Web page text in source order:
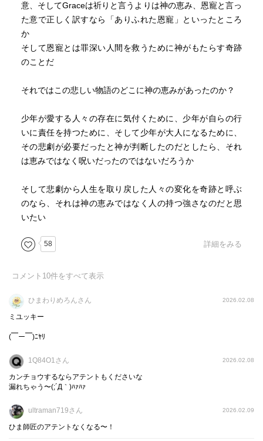
意、そしてGraceは祈りと言うよりは神の恵み、恩寵と言っ
た意で正しく訳すなら「ありふれた恩寵」といったところ
か
そして恩寵とは罪深い人間を救うために神がもたらす奇跡
のことだ
それではこの悲しい物語のどこに神の恵みがあったのか？
少年が愛する人々の存在に気付くために、少年が自らの行
いに責任を持つために、そして少年が大人になるために、
その悲劇が必要だったと神が判断したのだとしたら、それ
は恵みではなく呪いだったのではないだろうか
そして悲劇から人生を取り戻した人々の変化を奇跡と呼ぶ
のなら、それは神の恵みではなく人の持つ強さなのだと思
いたい
58 詳細をみる
コメント 10件をすべて表示
ひまわりめろんさん 2026.02.08
ミユッキー
(￣ー￣)ﾆﾔﾘ
1Q84O1さん 2026.02.08
カンチョウするならアテントもくださいな
漏れちゃう〜(;´Д｀)ﾊｧﾊｧ
ultraman719さん 2026.02.09
ひま師匠のアテントなくなる〜！